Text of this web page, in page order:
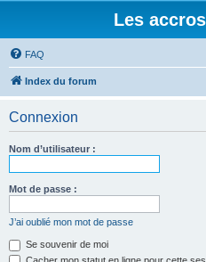
Les
FAQ
Index du forum
Connexion
Nom d’utilisateur :
Mot de passe :
J’ai oublié mon mot de passe
Se souvenir de moi